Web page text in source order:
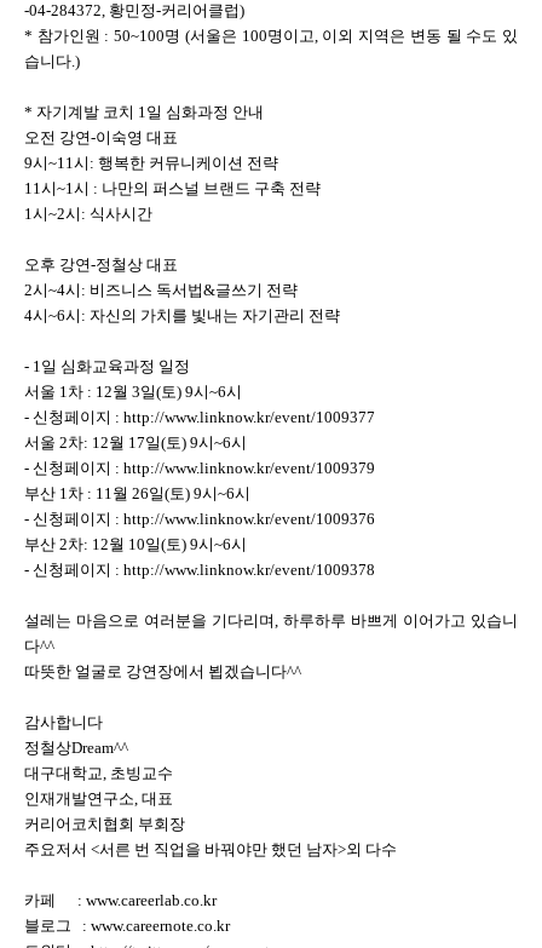
-04-284372, 황민정-커리어클럽)
* 참가인원 : 50~100명 (서울은 100명이고, 이외 지역은 변동 될 수도 있
습니다.)
* 자기계발 코치 1일 심화과정 안내
오전 강연-이숙영 대표
9시~11시: 행복한 커뮤니케이션 전략
11시~1시 : 나만의 퍼스널 브랜드 구축 전략
1시~2시: 식사시간
오후 강연-정철상 대표
2시~4시: 비즈니스 독서법&글쓰기 전략
4시~6시: 자신의 가치를 빛내는 자기관리 전략
- 1일 심화교육과정 일정
서울 1차 : 12월 3일(토) 9시~6시
- 신청페이지 : http://www.linknow.kr/event/1009377
서울 2차: 12월 17일(토) 9시~6시
- 신청페이지 : http://www.linknow.kr/event/1009379
부산 1차 : 11월 26일(토) 9시~6시
- 신청페이지 : http://www.linknow.kr/event/1009376
부산 2차: 12월 10일(토) 9시~6시
- 신청페이지 : http://www.linknow.kr/event/1009378
설레는 마음으로 여러분을 기다리며, 하루하루 바쁘게 이어가고 있습니
다^^
따뜻한 얼굴로 강연장에서 뵙겠습니다^^
감사합니다
정철상Dream^^
대구대학교, 초빙교수
인재개발연구소, 대표
커리어코치협회 부회장
주요저서 <서른 번 직업을 바꿔야만 했던 남자>외 다수
카페 : www.careerlab.co.kr
블로그 : www.careernote.co.kr